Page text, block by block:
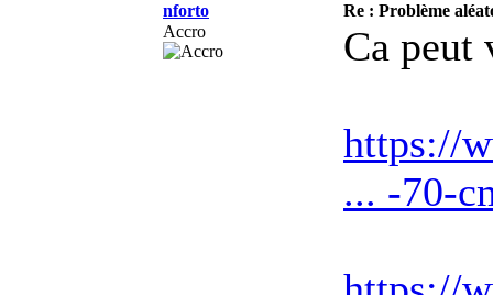
nforto
Re : Problème
Accro
Ca peut
https://
... -70-